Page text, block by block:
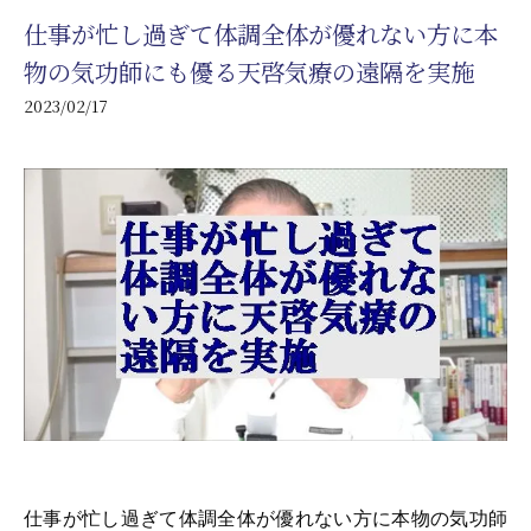
仕事が忙し過ぎて体調全体が優れない方に本
物の気功師にも優る天啓気療の遠隔を実施
2023/02/17
仕事が忙し過ぎて体調全体が優れない方に本物の気功師